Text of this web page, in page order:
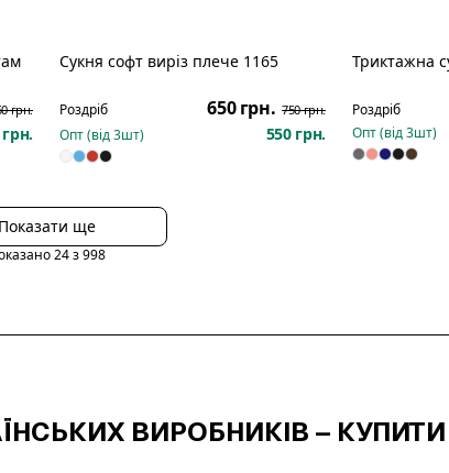
грн.
Сукня софт виріз плече 1165
Роздріб 650 грн. 750 грн.
Опт (від3шт) 550 грн.
Триктажна
Роздріб
Опт (від3шт)
Показати ще
24з998
ВИРОБНИКІВ – КУПИТИ